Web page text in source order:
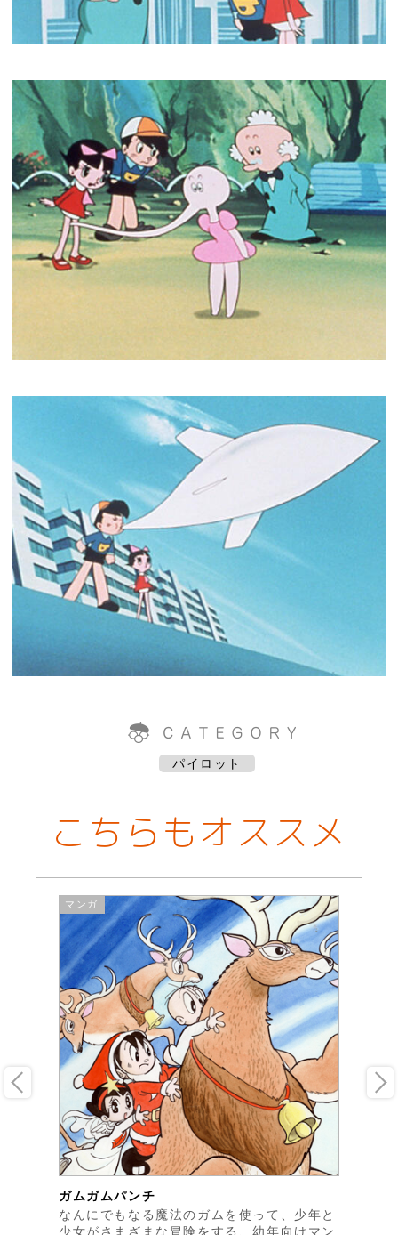
パイロット
こちらもオススメ
マンガ
ガムガムパンチ
なんにでもなる魔法のガムを使って、少年と
少女がさまざまな冒険をする、幼年向けマン